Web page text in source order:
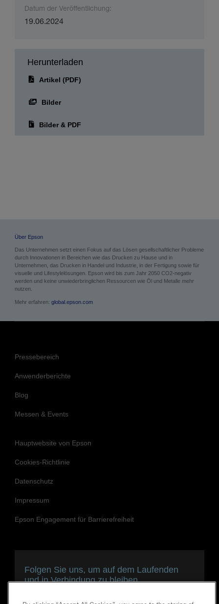
Datum der Veröffentlichung:
19.06.2024
Herunterladen
Artikel (PDF)
Bilder
Bilder & PDF
Über Epson
Das Unternehmen setzt einen Fokus auf das Lösen gesellschaftlicher Probleme
durch Innovationen in Bereichen wie das Drucken zu Hause und in
Unternehmen, das Drucken in Handel und Industrie, in der Fertigung sowie für
visuelle und Lifestylelösungen. Epson wird bis zum Jahr 2050 CO2-negativ
werden und keine unwiederbringlichen Ressourcen wie Öl und Metalle mehr
nutzen.
Mehr erfahren: global.epson.com
Pressebereich
Anwenderberichte
Blog
Messen & Events
Hauptwebsite von Epson
Cookies-Richtlinie
Datenschutz
Impressum
Epson Engagement für Barrierefreiheit
Folgen Sie uns, um auf dem Laufenden
und in Verbindung zu bleiben.